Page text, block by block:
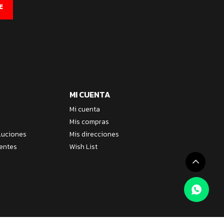
MI CUENTA
Mi cuenta
Mis compras
Mis direcciones
Wish List